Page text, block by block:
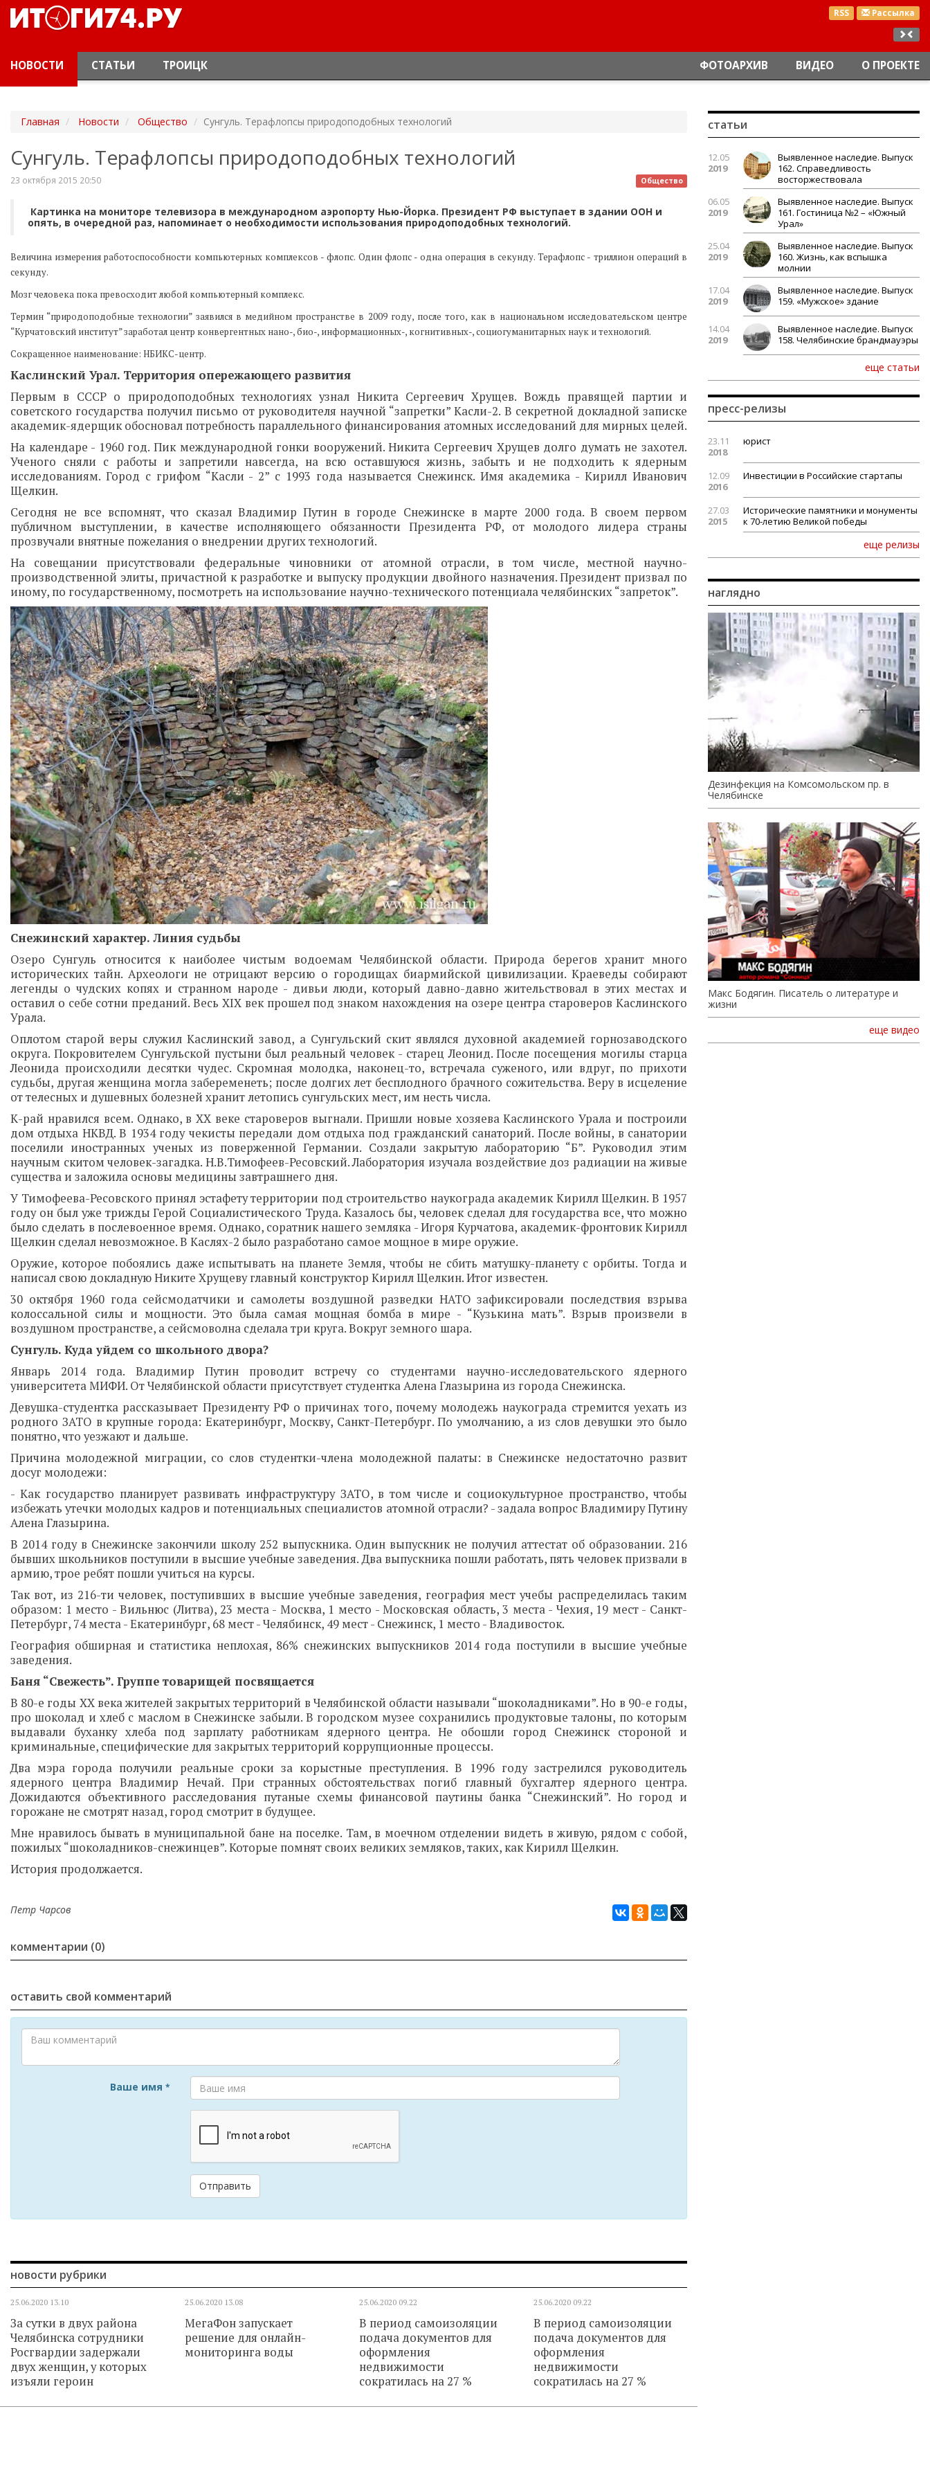
RSS Рассылка
НОВОСТИ СТАТЬИ ТРОИЦК ФОТОАРХИВ ВИДЕО О ПРОЕКТЕ
Главная Новости Общество Сунгуль. Терафлопсы природоподобных технологий
Сунгуль. Терафлопсы природоподобных технологий
Общество
23 октября 2015 20:50
Картинка на мониторе телевизора в международном аэропорту Нью-Йорка. Президент РФ выступает в здании ООН и
опять, в очередной раз, напоминает о необходимости использования природоподобных технологий.
Величина измерения работоспособности компьютерных комплексов - флопс. Один флопс - одна операция в секунду. Терафлопс - триллион операций в
секунду.
Мозг человека пока превосходит любой компьютерный комплекс.
Термин “природоподобные технологии” заявился в медийном пространстве в 2009 году, после того, как в национальном исследовательском центре
“Курчатовский институт” заработал центр конвергентных нано-, био-, информационных-, когнитивных-, социогуманитарных наук и технологий.
Сокращенное наименование: НБИКС-центр.
Каслинский Урал. Территория опережающего развития
Первым в СССР о природоподобных технологиях узнал Никита Сергеевич Хрущев. Вождь правящей партии и
советского государства получил письмо от руководителя научной “запретки” Касли-2. В секретной докладной записке
академик-ядерщик обосновал потребность параллельного финансирования атомных исследований для мирных целей.
На календаре - 1960 год. Пик международной гонки вооружений. Никита Сергеевич Хрущев долго думать не захотел.
Ученого сняли с работы и запретили навсегда, на всю оставшуюся жизнь, забыть и не подходить к ядерным
исследованиям. Город с грифом “Касли - 2” с 1993 года называется Снежинск. Имя академика - Кирилл Иванович
Щелкин.
Сегодня не все вспомнят, что сказал Владимир Путин в городе Снежинске в марте 2000 года. В своем первом
публичном выступлении, в качестве исполняющего обязанности Президента РФ, от молодого лидера страны
прозвучали внятные пожелания о внедрении других технологий.
На совещании присутствовали федеральные чиновники от атомной отрасли, в том числе, местной научно-
производственной элиты, причастной к разработке и выпуску продукции двойного назначения. Президент призвал по
иному, по государственному, посмотреть на использование научно-технического потенциала челябинских “запреток”.
Снежинский характер. Линия судьбы
Озеро Сунгуль относится к наиболее чистым водоемам Челябинской области. Природа берегов хранит много
исторических тайн. Археологи не отрицают версию о городищах биармийской цивилизации. Краеведы собирают
легенды о чудских копях и странном народе - дивьи люди, который давно-давно жительствовал в этих местах и
оставил о себе сотни преданий. Весь ХIX век прошел под знаком нахождения на озере центра староверов Каслинского
Урала.
Оплотом старой веры служил Каслинский завод, а Сунгульский скит являлся духовной академией горнозаводского
округа. Покровителем Сунгульской пустыни был реальный человек - старец Леонид. После посещения могилы старца
Леонида происходили десятки чудес. Скромная молодка, наконец-то, встречала суженого, или вдруг, по прихоти
судьбы, другая женщина могла забеременеть; после долгих лет бесплодного брачного сожительства. Веру в исцеление
от телесных и душевных болезней хранит летопись сунгульских мест, им несть числа.
К-рай нравился всем. Однако, в ХХ веке староверов выгнали. Пришли новые хозяева Каслинского Урала и построили
дом отдыха НКВД. В 1934 году чекисты передали дом отдыха под гражданский санаторий. После войны, в санатории
поселили иностранных ученых из поверженной Германии. Создали закрытую лабораторию “Б”. Руководил этим
научным скитом человек-загадка. Н.В.Тимофеев-Ресовский. Лаборатория изучала воздействие доз радиации на живые
существа и заложила основы медицины завтрашнего дня.
У Тимофеева-Ресовского принял эстафету территории под строительство наукограда академик Кирилл Щелкин. В 1957
году он был уже трижды Герой Социалистического Труда. Казалось бы, человек сделал для государства все, что можно
было сделать в послевоенное время. Однако, соратник нашего земляка - Игоря Курчатова, академик-фронтовик Кирилл
Щелкин сделал невозможное. В Каслях-2 было разработано самое мощное в мире оружие.
Оружие, которое побоялись даже испытывать на планете Земля, чтобы не сбить матушку-планету с орбиты. Тогда и
написал свою докладную Никите Хрущеву главный конструктор Кирилл Щелкин. Итог известен.
30 октября 1960 года сейсмодатчики и самолеты воздушной разведки НАТО зафиксировали последствия взрыва
колоссальной силы и мощности. Это была самая мощная бомба в мире - “Кузькина мать”. Взрыв произвели в
воздушном пространстве, а сейсмоволна сделала три круга. Вокруг земного шара.
Сунгуль. Куда уйдем со школьного двора?
Январь 2014 года. Владимир Путин проводит встречу со студентами научно-исследовательского ядерного
университета МИФИ. От Челябинской области присутствует студентка Алена Глазырина из города Снежинска.
Девушка-студентка рассказывает Президенту РФ о причинах того, почему молодежь наукограда стремится уехать из
родного ЗАТО в крупные города: Екатеринбург, Москву, Санкт-Петербург. По умолчанию, а из слов девушки это было
понятно, что уезжают и дальше.
Причина молодежной миграции, со слов студентки-члена молодежной палаты: в Снежинске недостаточно развит
досуг молодежи:
- Как государство планирует развивать инфраструктуру ЗАТО, в том числе и социокультурное пространство, чтобы
избежать утечки молодых кадров и потенциальных специалистов атомной отрасли? - задала вопрос Владимиру Путину
Алена Глазырина.
В 2014 году в Снежинске закончили школу 252 выпускника. Один выпускник не получил аттестат об образовании. 216
бывших школьников поступили в высшие учебные заведения. Два выпускника пошли работать, пять человек призвали в
армию, трое ребят пошли учиться на курсы.
Так вот, из 216-ти человек, поступивших в высшие учебные заведения, география мест учебы распределилась таким
образом: 1 место - Вильнюс (Литва), 23 места - Москва, 1 место - Московская область, 3 места - Чехия, 19 мест - Санкт-
Петербург, 74 места - Екатеринбург, 68 мест - Челябинск, 49 мест - Снежинск, 1 место - Владивосток.
География обширная и статистика неплохая, 86% снежинских выпускников 2014 года поступили в высшие учебные
заведения.
Баня “Свежесть”. Группе товарищей посвящается
В 80-е годы ХХ века жителей закрытых территорий в Челябинской области называли “шоколадниками”. Но в 90-е годы,
про шоколад и хлеб с маслом в Снежинске забыли. В городском музее сохранились продуктовые талоны, по которым
выдавали буханку хлеба под зарплату работникам ядерного центра. Не обошли город Снежинск стороной и
криминальные, специфические для закрытых территорий коррупционные процессы.
Два мэра города получили реальные сроки за корыстные преступления. В 1996 году застрелился руководитель
ядерного центра Владимир Нечай. При странных обстоятельствах погиб главный бухгалтер ядерного центра.
Дожидаются объективного расследования путаные схемы финансовой паутины банка “Снежинский”. Но город и
горожане не смотрят назад, город смотрит в будущее.
Мне нравилось бывать в муниципальной бане на поселке. Там, в моечном отделении видеть в живую, рядом с собой,
пожилых “шоколадников-снежинцев”. Которые помнят своих великих земляков, таких, как Кирилл Щелкин.
История продолжается.
Петр Чарсов
комментарии (0)
оставить свой комментарий
Ваше имя *
Отправить
новости рубрики
25.06.2020 13.10
За сутки в двух района
Челябинска сотрудники
Росгвардии задержали
двух женщин, у которых
изъяли героин
25.06.2020 13.08
МегаФон запускает
решение для онлайн-
мониторинга воды
25.06.2020 09.22
В период самоизоляции
подача документов для
оформления
недвижимости
сократилась на 27 %
25.06.2020 09.22
В период самоизоляции
подача документов для
оформления
недвижимости
сократилась на 27 %
статьи
12.05
2019
Выявленное наследие. Выпуск
162. Справедливость
восторжествовала
06.05
2019
Выявленное наследие. Выпуск
161. Гостиница №2 – «Южный
Урал»
25.04
2019
Выявленное наследие. Выпуск
160. Жизнь, как вспышка
молнии
17.04
2019
Выявленное наследие. Выпуск
159. «Мужское» здание
14.04
2019
Выявленное наследие. Выпуск
158. Челябинские брандмауэры
еще статьи
пресс-релизы
23.11
2018
юрист
12.09
2016
Инвестиции в Российские стартапы
27.03
2015
Исторические памятники и монументы
к 70-летию Великой победы
еще релизы
наглядно
Дезинфекция на Комсомольском пр. в
Челябинске
Макс Бодягин. Писатель о литературе и
жизни
еще видео